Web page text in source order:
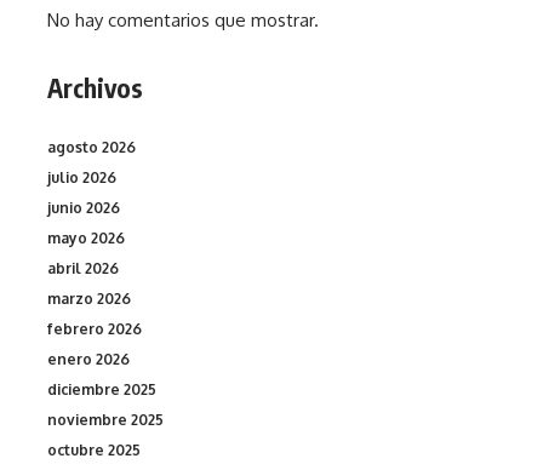
No hay comentarios que mostrar.
Archivos
agosto 2026
julio 2026
junio 2026
mayo 2026
abril 2026
marzo 2026
febrero 2026
enero 2026
diciembre 2025
noviembre 2025
octubre 2025